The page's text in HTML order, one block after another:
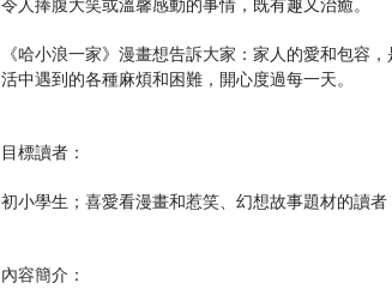
《哈小浪一家》漫畫想告訴大家：家人的愛和包容
活中遇到的各種麻煩和困難，開心度過每一天。
目標讀者：
初小學生；喜愛看漫畫和惹笑、幻想故事題材的讀者
內容簡介：